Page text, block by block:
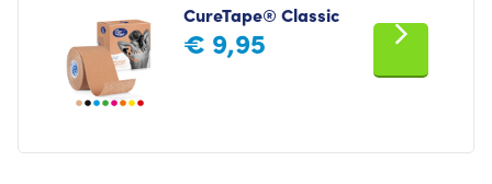
CureTape® Classic
€ 9,95